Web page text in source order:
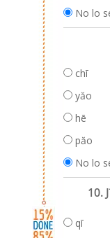
No lo
chī
yăo
hē
păo
No lo
10.
qī